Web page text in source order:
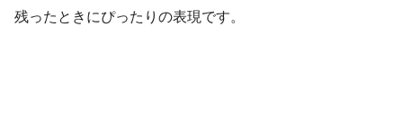
残ったときにぴったりの表現です。